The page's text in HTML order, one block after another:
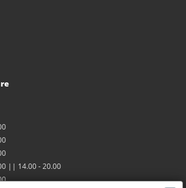
|| 14.00 - 20.00